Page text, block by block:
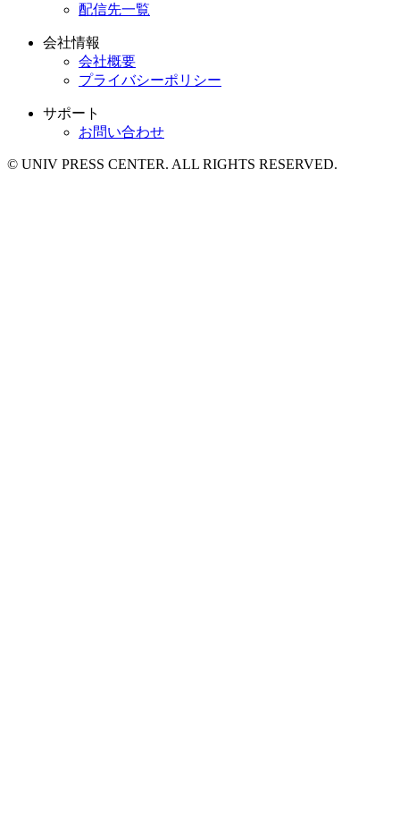
配信先一覧
会社情報
会社概要
プライバシーポリシー
サポート
お問い合わせ
© UNIV PRESS CENTER. ALL RIGHTS RESERVED.